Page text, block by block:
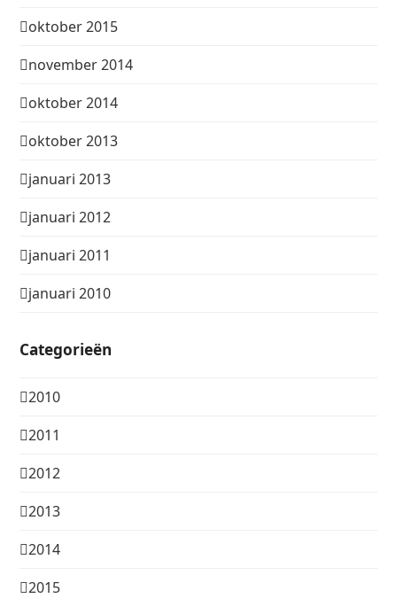
oktober 2015
november 2014
oktober 2014
oktober 2013
januari 2013
januari 2012
januari 2011
januari 2010
Categorieën
2010
2011
2012
2013
2014
2015